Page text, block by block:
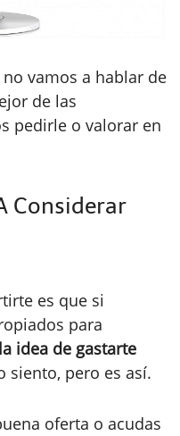
vamos a hablar de
de las
pedirle o valorar en
Considerar
es que si
para
idea de gastarte
siento, pero es así.
oferta o acudas